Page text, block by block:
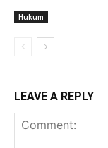
Hukum
LEAVE A REPLY